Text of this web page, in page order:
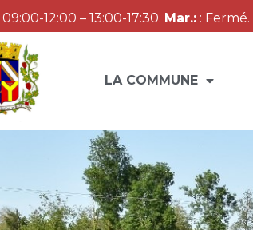
09:00-12:00 – 13:00-17:30. Mar.: : Fermé.
LA COMMUNE